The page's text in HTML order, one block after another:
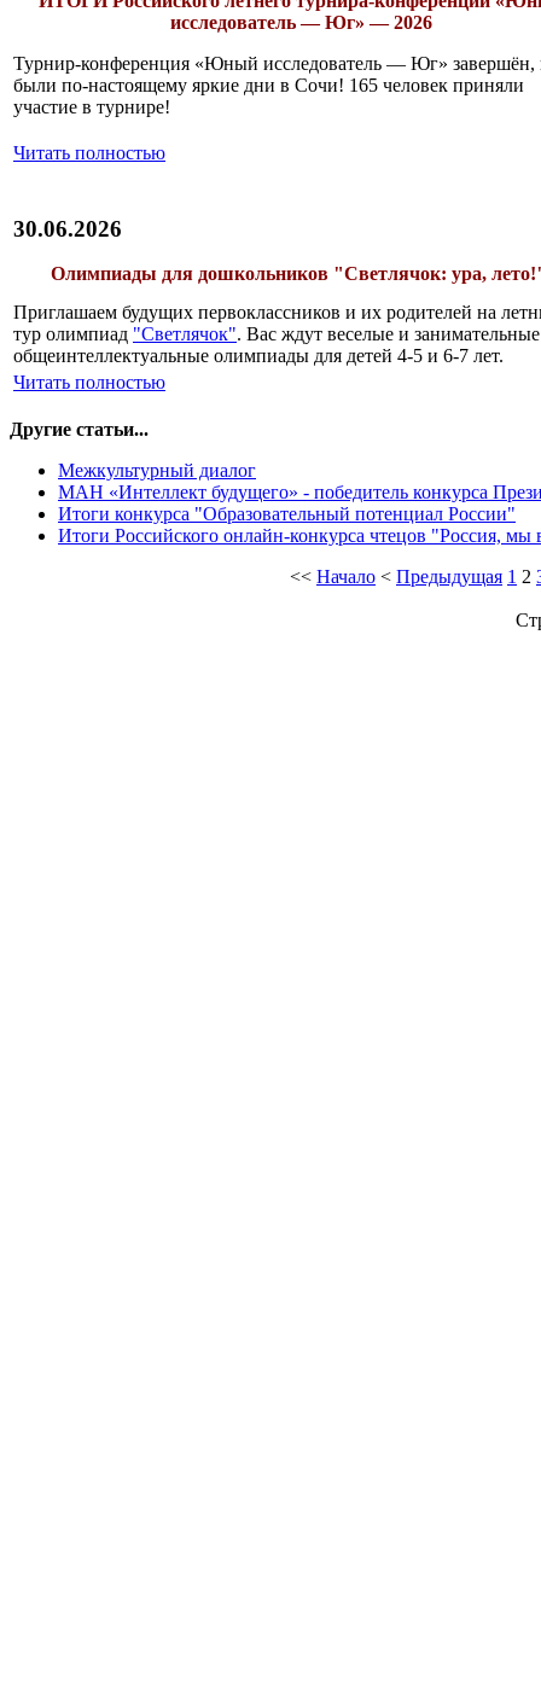
исследователь — Юг» — 2026
Турнир-конференция «Юный исследователь — Юг» завершён,
были по-настоящему яркие дни в Сочи! 165 человек приняли
участие в турнире!
Читать полностью
30.06.2026
Олимпиады для дошкольников "Светлячок: ура,
Приглашаем будущих первоклассников и их родителей на
тур олимпиад "Светлячок". Вас ждут веселые и занимательные
общеинтеллектуальные олимпиады для детей 4-5 и 6-7 лет.
Читать полностью
Другие статьи...
Межкультурный диалог
МАН «Интеллект будущего» - победитель конкурса
Итоги конкурса "Образовательный потенциал России"
Итоги Российского онлайн-конкурса чтецов "Россия, мы
<< Начало < Предыдущая 1 2